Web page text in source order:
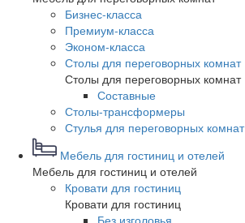
Бизнес-класса
Премиум-класса
Эконом-класса
Столы для переговорных комнат
Столы для переговорных комнат
Составные
Столы-трансформеры
Стулья для переговорных комнат
Мебель для гостиниц и отелей
Мебель для гостиниц и отелей
Кровати для гостиниц
Кровати для гостиниц